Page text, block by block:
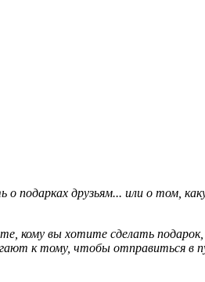
подарках друзьям... или о том,
кому вы хотите сделать
к тому, чтобы отправиться в